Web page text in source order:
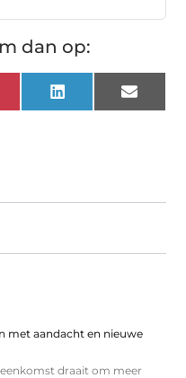
dan op:
LinkedIn Email
met aandacht en nieuwe
draait om meer